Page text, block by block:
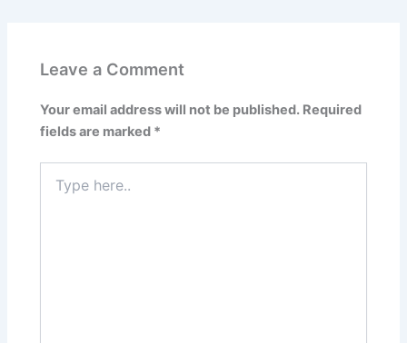
Leave a Comment
Your email address will not be published. Required
fields are marked *
here..